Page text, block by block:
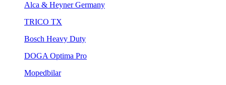
Alca & Heyner Germany
TRICO TX
Bosch Heavy Duty
DOGA Optima Pro
Mopedbilar